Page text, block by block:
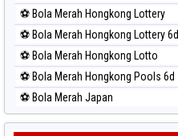
⚽ Bola Merah Hongkong Lottery
⚽ Bola Merah Hongkong Lottery 6d
⚽ Bola Merah Hongkong Lotto
⚽ Bola Merah Hongkong Pools 6d
⚽ Bola Merah Japan
⚽ Bola Merah Japan 6d